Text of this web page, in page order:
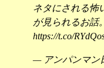
ネタにされる怖
が見られるお話
https://t.co/
— アンパンマン